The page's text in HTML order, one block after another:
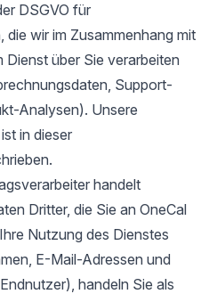
DSGVO für
wir im Zusammenhang mit
Dienst über Sie verarbeiten
Support-
Analysen). Unsere
in dieser
handelt
Dritter, die Sie an OneCal
Nutzung des Dienstes
E-Mail-Adressen und
handeln Sie als